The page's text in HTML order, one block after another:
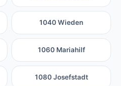
1040 Wieden
1060 Mariahilf
1080 Josefstadt